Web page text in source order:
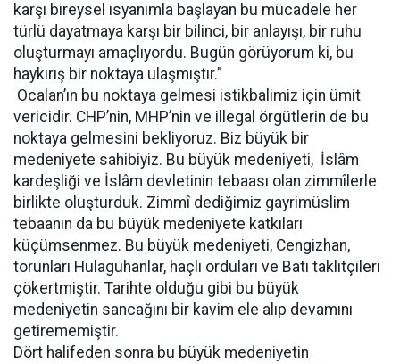
karşı bireysel isyanımla başlayan bu mücadele her
türlü dayatmaya karşı bir bilinci, bir anlayışı, bir ruhu
oluşturmayı amaçlıyordu. Bugün görüyorum ki, bu
haykırış bir noktaya ulaşmıştır.”
Öcalan’ın bu noktaya gelmesi istikbalimiz için ümit
vericidir. CHP’nin, MHP’nin ve illegal örgütlerin de bu
noktaya gelmesini bekliyoruz. Biz büyük bir
medeniyete sahibiyiz. Bu büyük medeniyeti, İslâm
kardeşliği ve İslâm devletinin tebaası olan zimmîlerle
birlikte oluşturduk. Zimmî dediğimiz gayrimüslim
tebaanın da bu büyük medeniyete katkıları
küçümsenmez. Bu büyük medeniyeti, Cengizhan,
torunları Hulaguhanlar, haçlı orduları ve Batı taklitçileri
çökertmiştir. Tarihte olduğu gibi bu büyük
medeniyetin sancağını bir kavim ele alıp devamını
getirememiştir.
Dört halifeden sonra bu büyük medeniyetin